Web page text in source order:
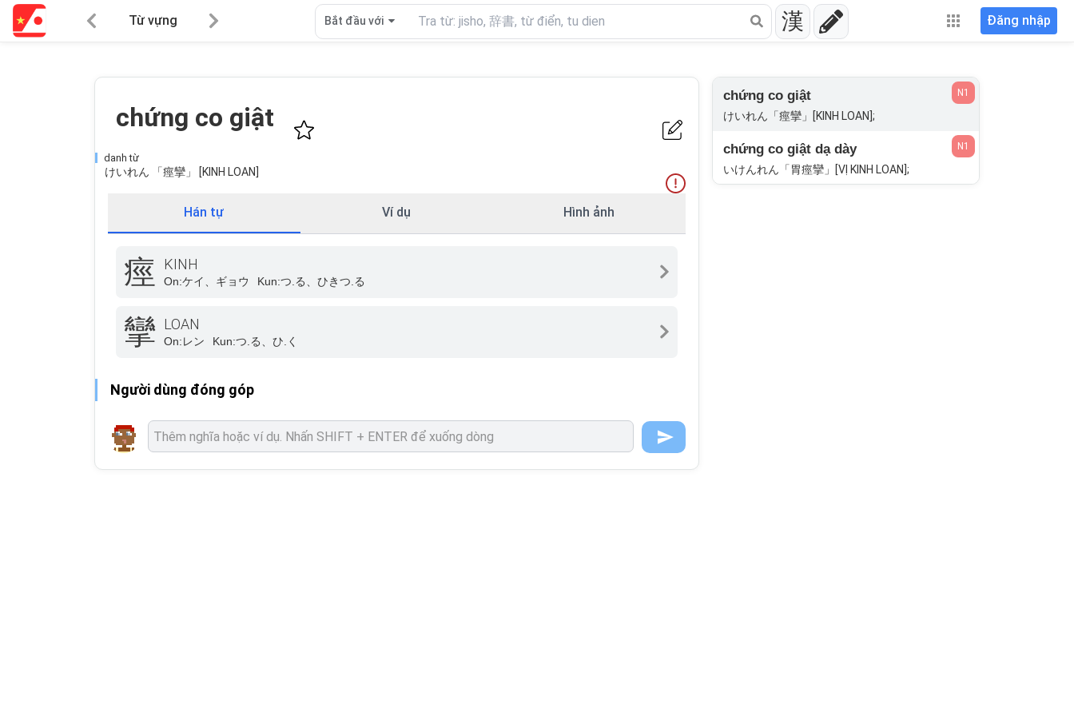
Từ vựng 漢
Bắt đầu với Đăng nhập
chứng co giật
danh từ
けいれん 「痙攣」 [KINH LOAN]
Hán tự Ví dụ Hình ảnh
痙 KINH
On:ケイ、ギョウ Kun:つ.る、ひきつ.る
攣 LOAN
On:レン Kun:つ.る、ひ.く
Người dùng đóng góp
chứng co giật
けいれん「痙攣」[KINH LOAN];
N1
chứng co giật dạ dày
いけんれん「胃痙攣」[VỊ KINH LOAN];
N1